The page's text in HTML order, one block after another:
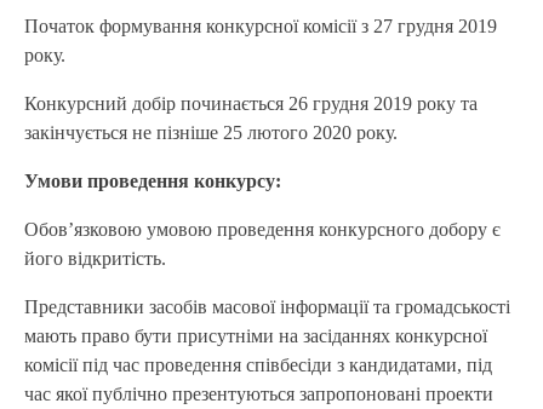
Початок формування конкурсної комісії з 27 грудня 2019
року.
Конкурсний добір починається 26 грудня 2019 року та
закінчується не пізніше 25 лютого 2020 року.
Умови проведення конкурсу:
Обов’язковою умовою проведення конкурсного добору є
його відкритість.
Представники засобів масової інформації та громадськості
мають право бути присутніми на засіданнях конкурсної
комісії під час проведення співбесіди з кандидатами, під
час якої публічно презентуються запропоновані проекти